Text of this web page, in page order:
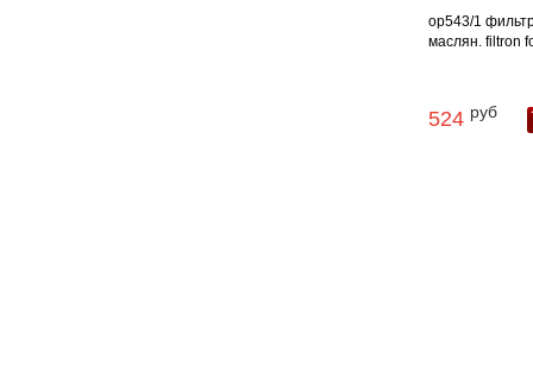
op543/1
маслян. filtron
524 руб